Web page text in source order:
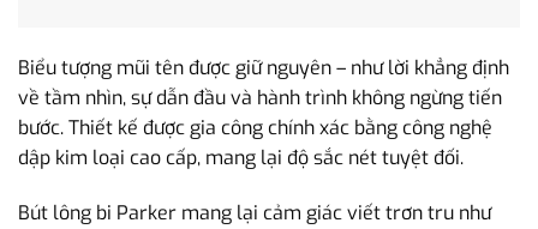
Biểu tượng mũi tên được giữ nguyên – như lời khẳng định
về tầm nhìn, sự dẫn đầu và hành trình không ngừng tiến
bước. Thiết kế được gia công chính xác bằng công nghệ
dập kim loại cao cấp, mang lại độ sắc nét tuyệt đối.
Bút lông bi Parker mang lại cảm giác viết trơn tru như